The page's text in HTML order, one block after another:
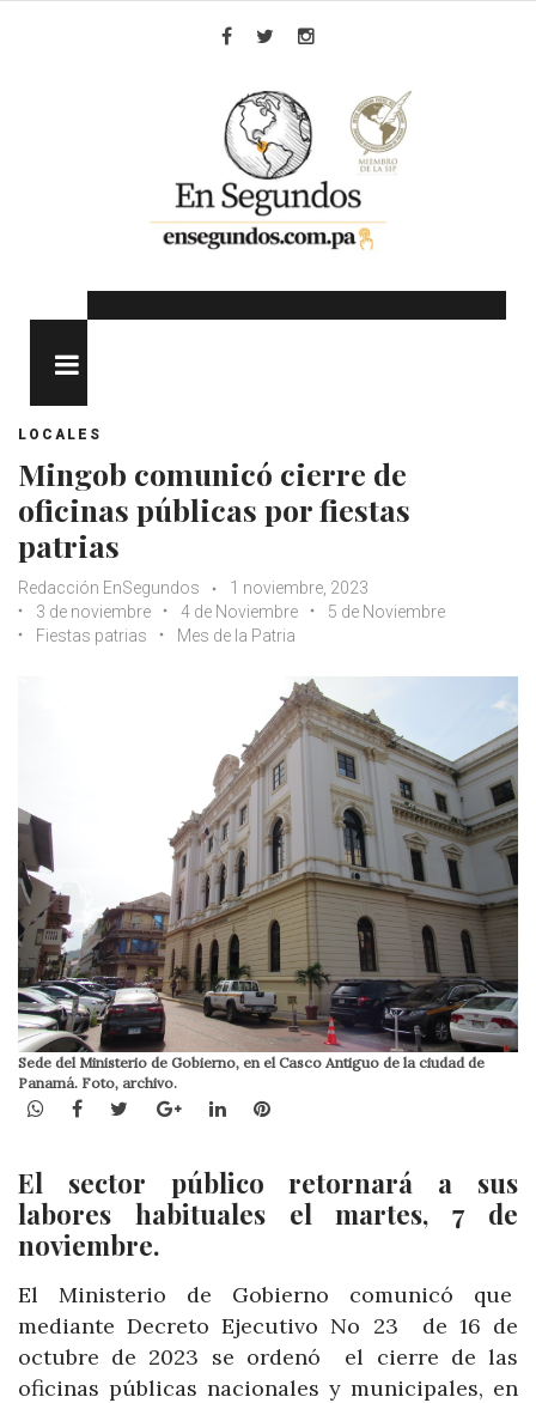
LOCALES
Mingob comunicó cierre de
oficinas públicas por fiestas
patrias
Redacción EnSegundos
1 noviembre, 2023
3 de noviembre
4 de Noviembre
5 de Noviembre
Fiestas patrias
Mes de la Patria
Sede del Ministerio de Gobierno, en el Casco Antiguo de la ciudad de
Panamá. Foto, archivo.
WhatsApp
Facebook
TwitterGoogle+LinkedInPinterest
El sector público retornará a sus
labores habituales el martes, 7 de
noviembre.
El Ministerio de Gobierno comunicó que
mediante Decreto Ejecutivo No 23 de 16 de
octubre de 2023 se ordenó el cierre de las
oficinas públicas nacionales y municipales, en